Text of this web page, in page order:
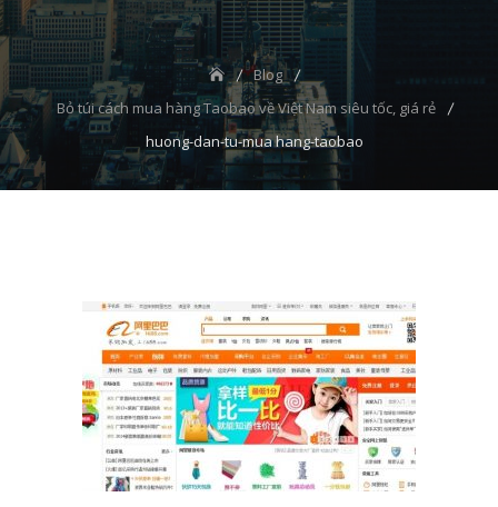
Blog
Bỏ túi cách mua hàng Taobao về Việt Nam siêu tốc, giá rẻ
huong-dan-tu-mua hang-taobao